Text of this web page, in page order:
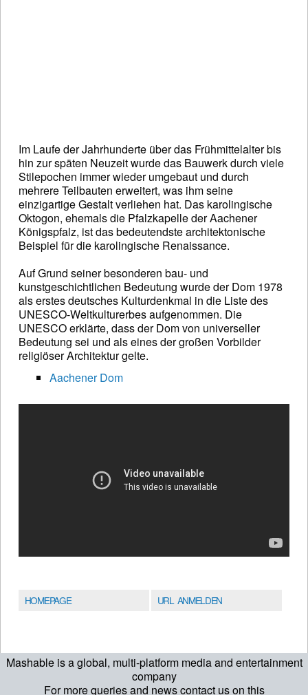
Mashable is a global, multi-platform media and entertainment
company
For more queries and news contact us on this
Im Laufe der Jahrhunderte über das Frühmittelalter bis
hin zur späten Neuzeit wurde das Bauwerk durch viele
Stilepochen immer wieder umgebaut und durch
mehrere Teilbauten erweitert, was ihm seine
einzigartige Gestalt verliehen hat. Das karolingische
Oktogon, ehemals die Pfalzkapelle der Aachener
Königspfalz, ist das bedeutendste architektonische
Beispiel für die karolingische Renaissance.
Auf Grund seiner besonderen bau- und
kunstgeschichtlichen Bedeutung wurde der Dom 1978
als erstes deutsches Kulturdenkmal in die Liste des
UNESCO-Weltkulturerbes aufgenommen. Die
UNESCO erklärte, dass der Dom von universeller
Bedeutung sei und als eines der großen Vorbilder
religiöser Architektur gelte.
Aachener Dom
HOMEPAGE URL ANMELDEN